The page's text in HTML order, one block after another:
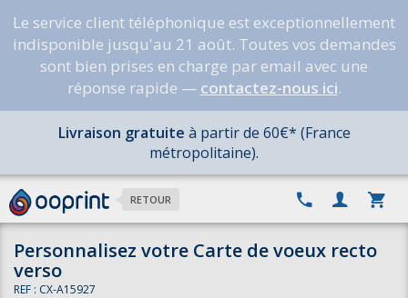
Le service client téléphonique est exceptionnellement
indisponible jusqu'au 21 août. Toutes vos demandes
sont bien prises en charge par email avec une
réponse rapide — contactez-nous ici.
Livraison gratuite à partir de 60€* (France
métropolitaine).
RETOUR
Personnalisez votre Carte de voeux recto
verso
REF : CX-A15927